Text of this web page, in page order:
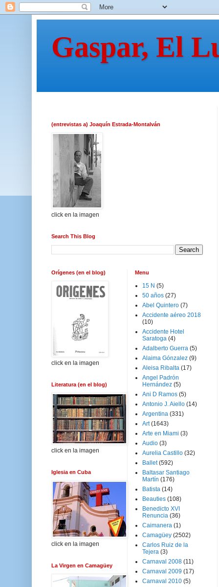
Gaspar, El
(entrevistas a) Joaquín Estrada-Montalván
click en la imagen
Search This Blog
Orígenes (en el blog)
click en la imagen
Literatura (en el blog)
click en la imagen
Iglesia en Cuba
click en la imagen
La Virgen en Camagüey
Menu
15 N (5)
50 años (27)
Abel Quintero (7)
Accidente aéreo 2018
(10)
Accidente Hotel
Saratoga (4)
Adalberto Guerra (5)
Alaima Gónzalez (9)
Aleisa Ribalta (17)
Angel Padrón
Hernández (5)
Ani D Ramos (5)
Antonio J. Aiello (14)
Argentina (331)
Art (1643)
Arte en Miami (3)
Audio (3)
Aurelia Castillo (32)
Ballet (592)
Baltasar Santiago
Martín (176)
Batista (14)
Beauties (108)
Benedicto XVI
Renuncia (36)
Caimanera (1)
Camagüey (2502)
Carlos Ruiz de la
Tejera (3)
Carnaval 2008 (11)
Carnaval 2009 (17)
Carnaval 2010 (5)